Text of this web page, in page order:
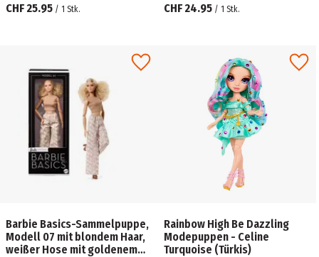
CHF 25.95 / 1 Stk. CHF 24.95 / 1 Stk.
Barbie Basics-Sammelpuppe,
Modell 07 mit blondem Haar,
weißer Hose mit goldenem
Rainbow High Be Dazzling
Modepuppen - Celine
Turquoise (Türkis)